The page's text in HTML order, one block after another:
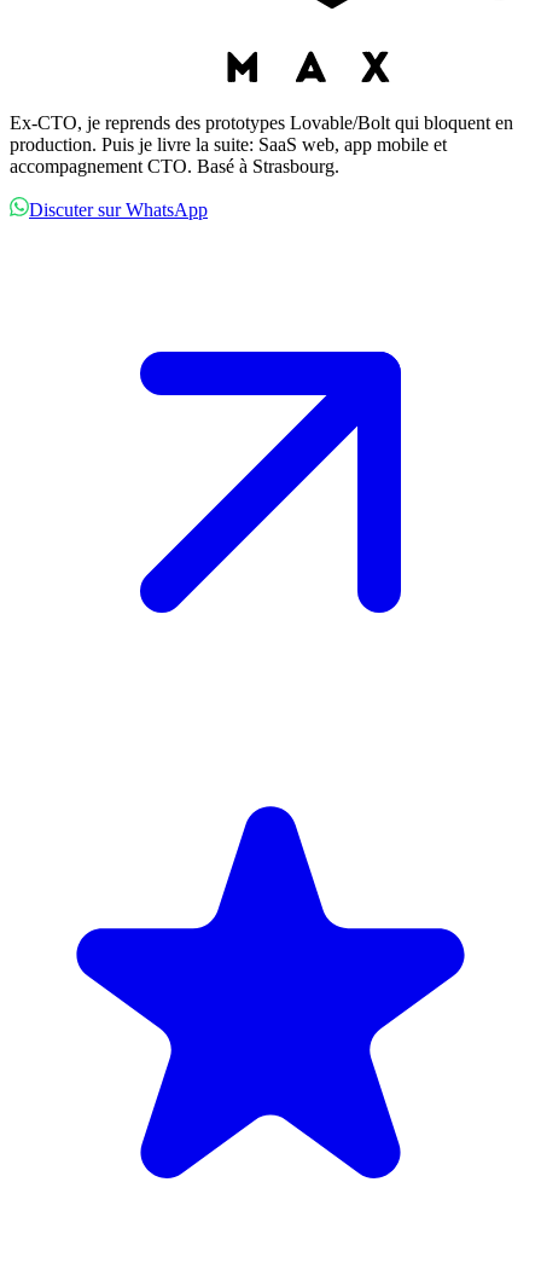
Ex-CTO, je reprends des prototypes Lovable/Bolt qui bloquent en
production. Puis je livre la suite: SaaS web, app mobile et
accompagnement CTO. Basé à Strasbourg.
Discuter sur WhatsApp